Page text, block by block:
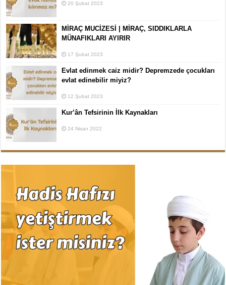
20 Şubat 2023
MİRAÇ MUCİZESİ | MİRAÇ, SIDDIKLARLA
MÜNAFIKLARI AYIRIR
17 Şubat 2023
Evlat edinmek caiz midir? Depremzede çocukları
evlat edinebilir miyiz?
12 Şubat 2023
Kur’ân Tefsirinin İlk Kaynakları
24 Nisan 2022